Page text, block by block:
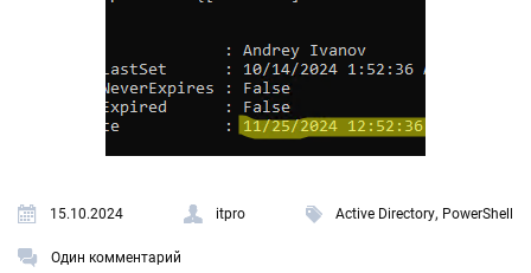
15.10.2024 itpro Active Directory, PowerShell
Один комментарий